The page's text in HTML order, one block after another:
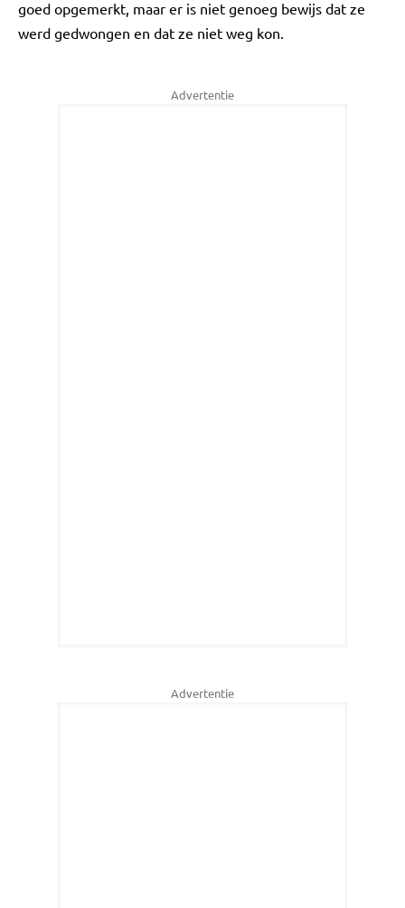
goed opgemerkt, maar er is niet genoeg bewijs dat ze
werd gedwongen en dat ze niet weg kon.
Advertentie
Advertentie